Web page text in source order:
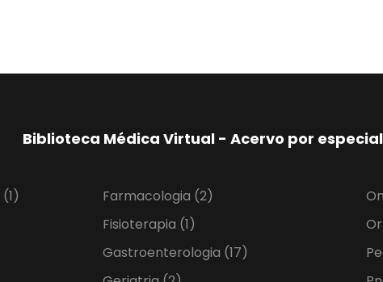
Biblioteca Médica Virtual - Acervo por
(1)
Farmacologia (2)
Fisioterapia (1)
Gastroenterologia (17)